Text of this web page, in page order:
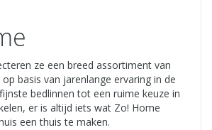
ze een breed assortiment van
basis van jarenlange ervaring in de
bedlinnen tot een ruime keuze in
er is altijd iets wat Zo! Home
een thuis te maken.